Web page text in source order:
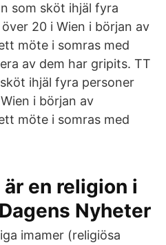
som sköt ihjäl fyra
20 i Wien i början av
möte i somras med
av dem har gripits. TT
ihjäl fyra personer
i början av
möte i somras med
en religion i
Nyheter
imamer (religiösa